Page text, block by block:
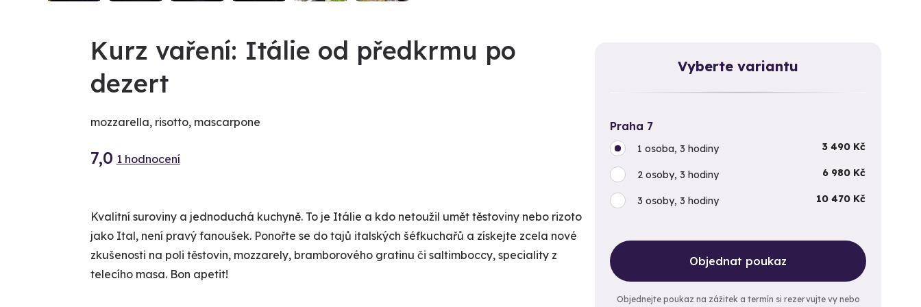
Vyberte variantu
Praha 7
1 osoba, 3 hodiny 3 490 Kč
2 osoby, 3 hodiny 6 980 Kč
3 osoby, 3 hodiny 10 470 Kč
Objednat poukaz
Objednejte poukaz na zážitek a termín si rezervujte vy nebo
Kurz vaření: Itálie od předkrmu po
dezert
mozzarella, risotto, mascarpone
7,0 1 hodnocení
Kvalitní suroviny a jednoduchá kuchyně. To je Itálie a kdo netoužil umět těstoviny nebo rizoto
jako Ital, není pravý fanoušek. Ponořte se do tajů italských šéfkuchařů a získejte zcela nové
zkušenosti na poli těstovin, mozzarely, bramborového gratinu či saltimboccy, speciality z
telecího masa. Bon apetit!